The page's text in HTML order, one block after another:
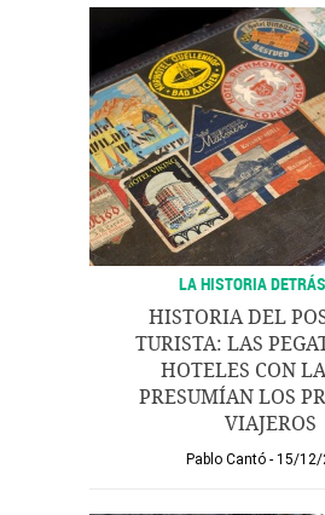
LA HISTORIA
HISTORIA DEL
TURISTA: LAS
HOTELES CON
PRESUMÍAN LOS
VIAJEROS
Pablo Cantó 15/12/